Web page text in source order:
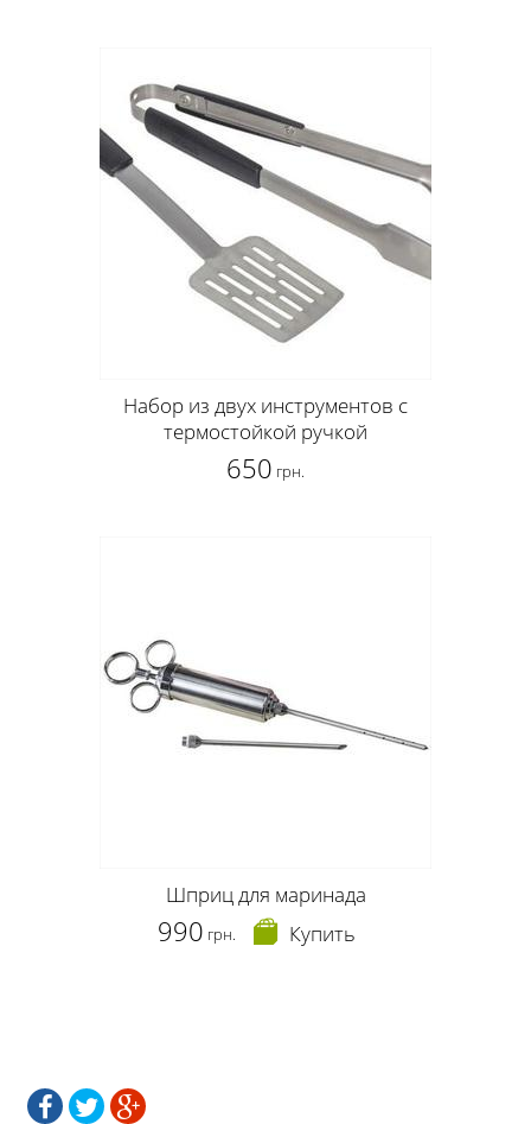
Набор из двух инструментов с
термостойкой ручкой
650 грн.
Шприц для маринада
990 грн. Купить